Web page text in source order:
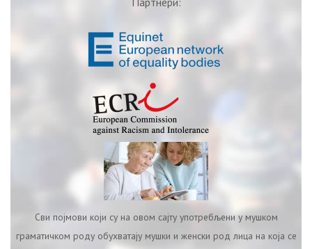
Сви појмови који су на овом сајту употребљени у мушком
граматичком роду обухватају мушки и женски род лица на која се